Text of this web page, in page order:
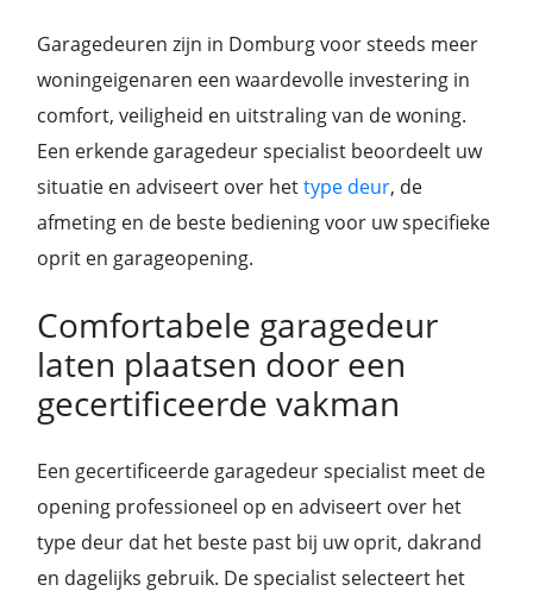
Garagedeuren zijn in Domburg voor steeds meer
woningeigenaren een waardevolle investering in
comfort, veiligheid en uitstraling van de woning.
Een erkende garagedeur specialist beoordeelt uw
situatie en adviseert over hettype deur, de
afmeting en de beste bediening voor uw specifieke
oprit en garageopening.
Comfortabele garagedeur
laten plaatsen door een
gecertificeerde vakman
Een gecertificeerde garagedeur specialist meet de
opening professioneel op en adviseert over het
type deur dat het beste past bij uw oprit, dakrand
en dagelijks gebruik. De specialist selecteert het